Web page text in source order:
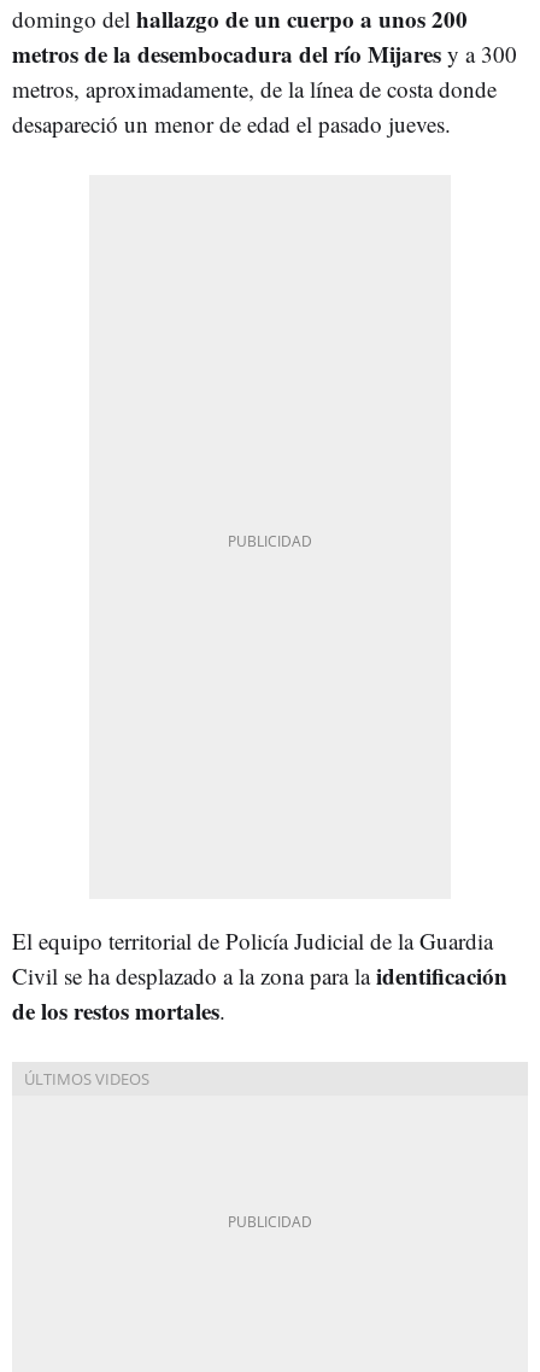
domingo del hallazgo de un cuerpo a unos 200
metros de la desembocadura del río Mijares y a 300
metros, aproximadamente, de la línea de costa donde
desapareció un menor de edad el pasado jueves.
El equipo territorial de Policía Judicial de la Guardia
Civil se ha desplazado a la zona para la identificación
de los restos mortales.